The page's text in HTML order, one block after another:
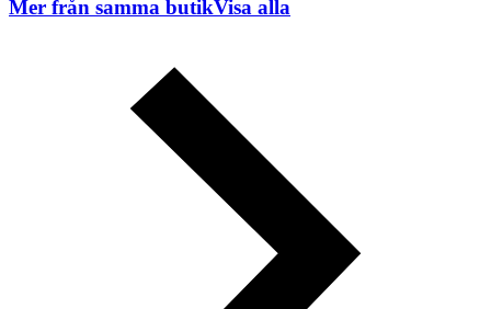
Mer från samma butikVisa alla